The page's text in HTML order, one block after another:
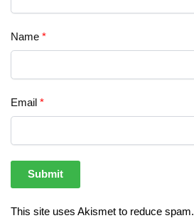
Name *
Email *
This site uses Akismet to reduce spam.